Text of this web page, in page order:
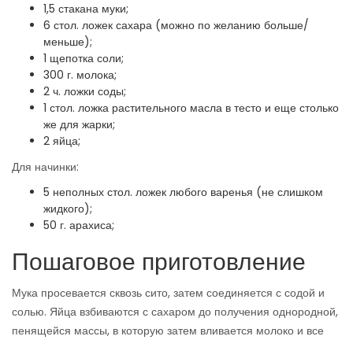
1,5 стакана муки;
6 стол. ложек сахара (можно по желанию больше/
меньше);
1 щепотка соли;
300 г. молока;
2 ч. ложки соды;
1 стол. ложка растительного масла в тесто и еще столько
же для жарки;
2 яйца;
Для начинки:
5 неполных стол. ложек любого варенья (не слишком
жидкого);
50 г. арахиса;
Пошаговое приготовление
Мука просевается сквозь сито, затем соединяется с содой и
солью. Яйца взбиваются с сахаром до получения однородной,
пенящейся массы, в которую затем вливается молоко и все